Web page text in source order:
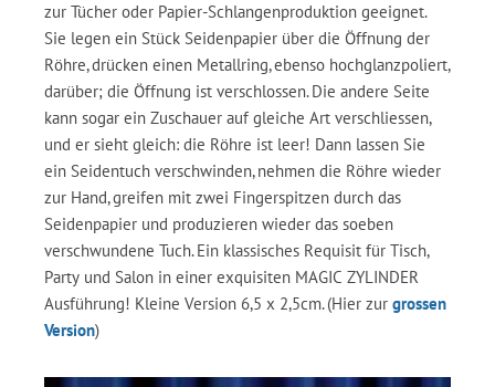
zur Tücher oder Papier-Schlangenproduktion geeignet.
Sie legen ein Stück Seidenpapier über die Öffnung der
Röhre, drücken einen Metallring, ebenso hochglanzpoliert,
darüber; die Öffnung ist verschlossen. Die andere Seite
kann sogar ein Zuschauer auf gleiche Art verschliessen,
und er sieht gleich: die Röhre ist leer! Dann lassen Sie
ein Seidentuch verschwinden, nehmen die Röhre wieder
zur Hand, greifen mit zwei Fingerspitzen durch das
Seidenpapier und produzieren wieder das soeben
verschwundene Tuch. Ein klassisches Requisit für Tisch,
Party und Salon in einer exquisiten MAGIC ZYLINDER
Ausführung! Kleine Version 6,5 x 2,5cm. (Hier zur grossen
Version)